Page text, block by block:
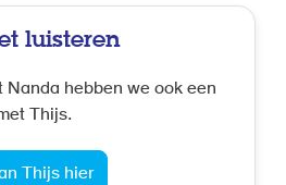
luisteren
Nanda hebben we ook een
Thijs.
Thijs hier